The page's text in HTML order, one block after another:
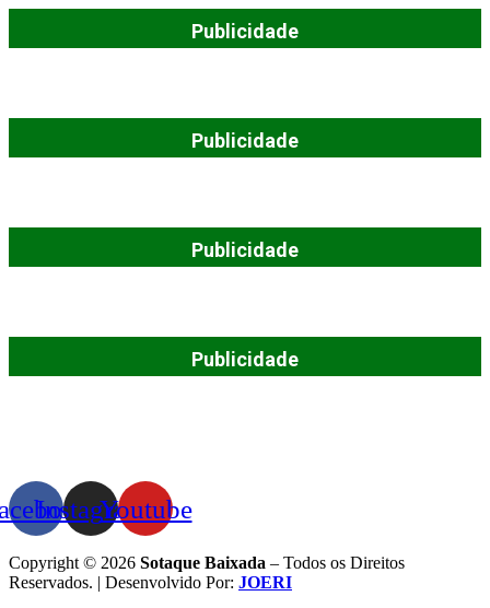
Publicidade
Publicidade
Publicidade
Publicidade
InstagramYoutube
Copyright © 2026 Sotaque Baixada – Todos os Direitos
Reservados. | Desenvolvido Por: JOERI